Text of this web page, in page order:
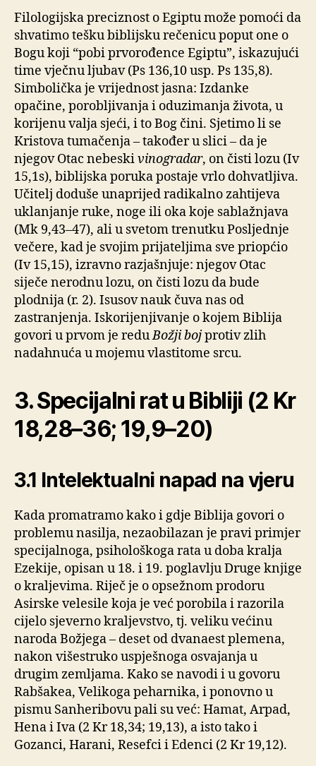
Filologijska preciznost o Egiptu može pomoći da
shvatimo tešku biblijsku rečenicu poput one o
Bogu koji “pobi prvorođence Egiptu”, iskazujući
time vječnu ljubav (Ps 136,10 usp. Ps 135,8).
Simbolička je vrijednost jasna: Izdanke
opačine, porobljivanja i oduzimanja života, u
korijenu valja sjeći, i to Bog čini. Sjetimo li se
Kristova tumačenja – također u slici – da je
njegov Otac nebeskivinogradar, on čisti lozu (Iv
15,1s), biblijska poruka postaje vrlo dohvatljiva.
Učitelj doduše unaprijed radikalno zahtijeva
uklanjanje ruke, noge ili oka koje sablažnjava
(Mk 9,43–47), ali u svetom trenutku Posljednje
večere, kad je svojim prijateljima sve priopćio
(Iv 15,15), izravno razjašnjuje: njegov Otac
siječe nerodnu lozu, on čisti lozu da bude
plodnija (r. 2). Isusov nauk čuva nas od
zastranjenja. Iskorijenjivanje o kojem Biblija
govori u prvom je reduBožji bojprotiv zlih
nadahnuća u mojemu vlastitome srcu.
3. Specijalni rat u Bibliji (2 Kr
18,28–36; 19,9–20)
3.1 Intelektualni napad na vjeru
Kada promatramo kako i gdje Biblija govori o
problemu nasilja, nezaobilazan je pravi primjer
specijalnoga, psihološkoga rata u doba kralja
Ezekije, opisan u 18. i 19. poglavlju Druge knjige
o kraljevima. Riječ je o opsežnom prodoru
Asirske velesile koja je već porobila i razorila
cijelo sjeverno kraljevstvo, tj. veliku većinu
naroda Božjega – deset od dvanaest plemena,
nakon višestruko uspješnoga osvajanja u
drugim zemljama. Kako se navodi i u govoru
Rabšakea, Velikoga peharnika, i ponovno u
pismu Sanheribovu pali su već: Hamat, Arpad,
Hena i Iva (2 Kr 18,34; 19,13), a isto tako i
Gozanci, Harani, Resefci i Edenci (2 Kr 19,12).